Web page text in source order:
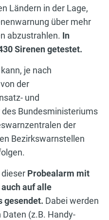
Ländern in der Lage,
über mehr
abzustrahlen. In
Sirenen getestet.
je nach
der
und
Bundesministeriums
der
Bezirkswarnstellen
Probealarm mit
auf alle
gesendet. Dabei werden
(z.B. Handy-